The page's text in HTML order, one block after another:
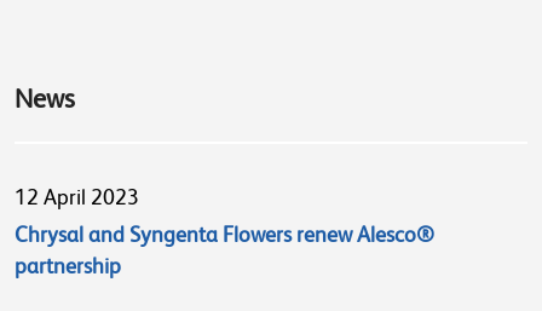
News
12 April 2023
Chrysal and Syngenta Flowers renew Alesco®
partnership